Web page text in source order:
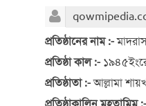
প্রতিষ্ঠানের নাম :-
প্রতিষ্ঠা কাল :-
প্রতিষ্ঠাতা :-আল্লামা